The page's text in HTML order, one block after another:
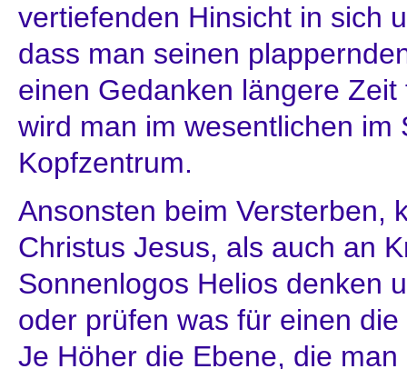
vertiefenden Hinsicht in sich
dass man seinen
einen Gedanken längere
wird man im wesentlichen im
Kopfzentrum.
Ansonsten beim Versterben,
Christus Jesus, als auch an
Sonnenlogos Helios denken
oder prüfen was für einen
Je Höher die Ebene, die